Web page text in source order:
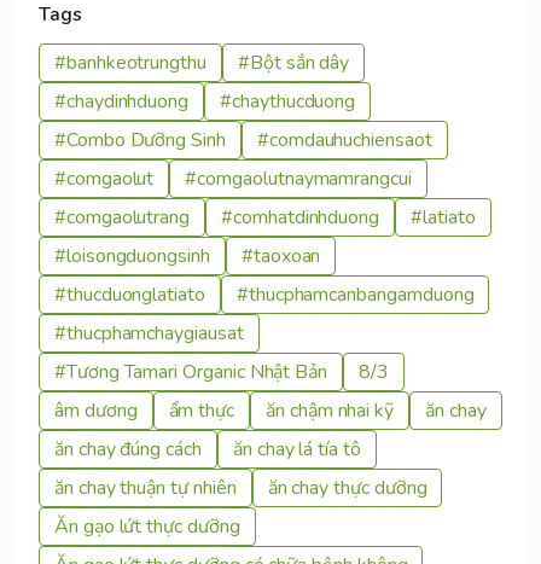
Tags
#banhkeotrungthu
#Bột sắn dây
#chaydinhduong
#chaythucduong
#Combo Dưỡng Sinh
#comdauhuchiensaot
#comgaolut
#comgaolutnaymamrangcui
#comgaolutrang
#comhatdinhduong
#latiato
#loisongduongsinh
#taoxoan
#thucduonglatiato
#thucphamcanbangamduong
#thucphamchaygiausat
#Tương Tamari Organic Nhật Bản
8/3
âm dương
ẩm thực ăn chậm nhai kỹ
ăn chay
ăn chay đúng cách
ăn chay lá tía tô
ăn chay thuận tự nhiên
ăn chay thực dưỡng
Ăn gạo lứt thực dưỡng